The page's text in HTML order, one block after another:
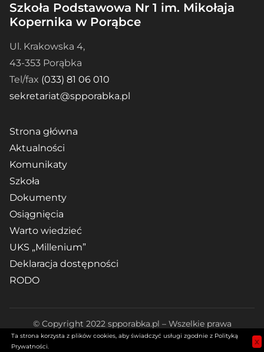
Szkoła Podstawowa Nr 1 im. Mikołaja
Kopernika w Porąbce
Ul. Krakowska 4,
43-353 Porąbka
Tel/fax (033) 81 06 010
sekretariat@spporabka.pl
Strona główna
Aktualności
Komunikaty
Szkoła
Dokumenty
Osiągnięcia
Warto wiedzieć
UKS „Millenium”
Deklaracja dostępności
RODO
© Copyright 2022 spporabka.pl – Wszelkie prawa
zastrzeżone. Realizacja:Diseneo|Polityka prywatności
Ta strona korzysta z plików cookies, aby świadczyć usługi zgodnie z Polityką
Prywatności.
x